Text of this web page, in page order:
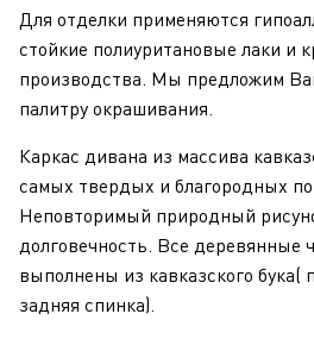
Для отделки применяются
стойкие полиуритановые лаки и
производства. Мы предложим
палитру окрашивания.
Каркас дивана из массива
самых твердых и благородных
Неповторимый природный
долговечность. Все деревянные
выполнены из кавказского бука(
задняя спинка).